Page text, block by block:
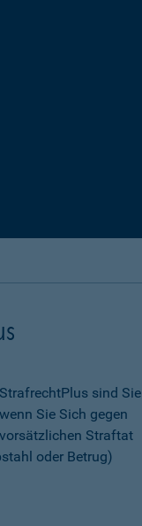
sind Sie
Sie Sich gegen
Straftat
oder Betrug)